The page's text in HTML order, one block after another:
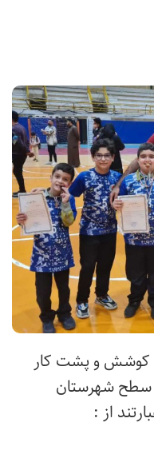
کوشش و پشت کار
سطح شهرستان
از :